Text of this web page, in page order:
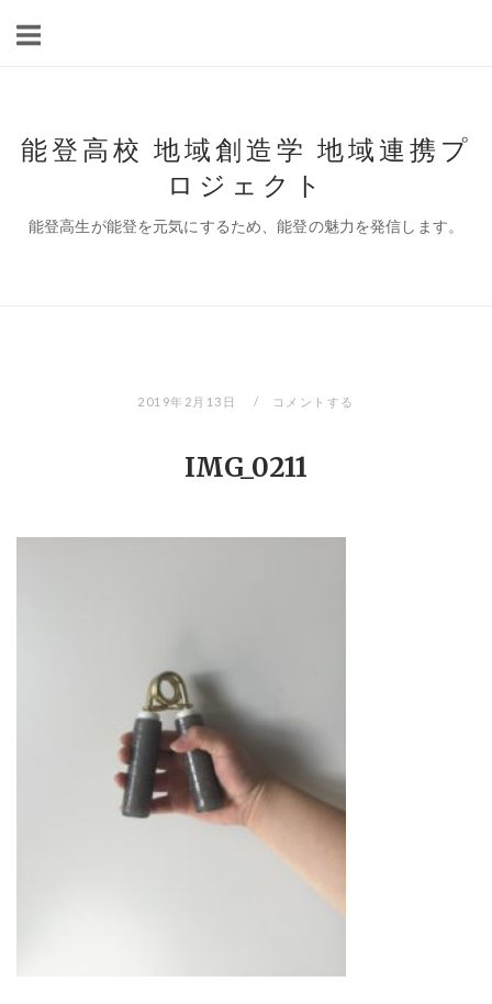
能登高校 地域創造学 地域連携プ
ロジェクト
能登高生が能登を元気にするため、能登の魅力を発信します。
2019年2月13日 コメントする
IMG_0211